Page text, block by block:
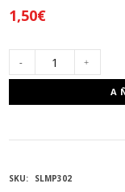
1,50€
SKU: SLMP302